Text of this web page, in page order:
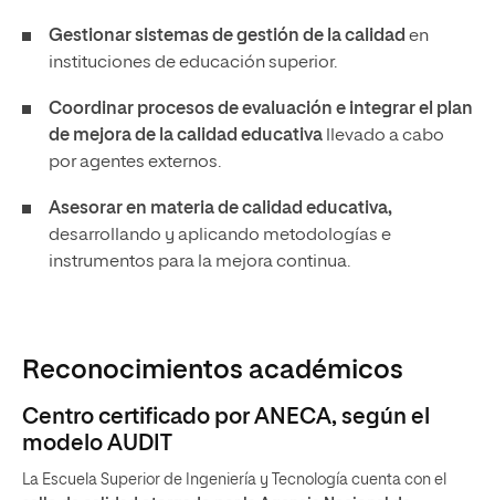
Gestionar sistemas de gestión de la calidad en
instituciones de educación superior.
Coordinar procesos de evaluación e integrar el plan
de mejora de la calidad educativa llevado a cabo
por agentes externos.
Asesorar en materia de calidad educativa,
desarrollando y aplicando metodologías e
instrumentos para la mejora continua.
Reconocimientos académicos
Centro certificado por ANECA, según el
modelo AUDIT
La Escuela Superior de Ingeniería y Tecnología cuenta con el